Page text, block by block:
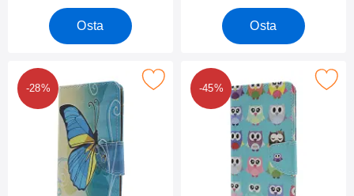
Osta Osta
-28%
kuviolompakko OnePlus Nord CE 2 5G suosikiksi
-45%
Merkitse kuviolompakko OnePlus